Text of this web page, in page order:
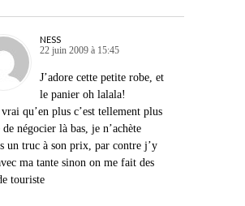
NESS
22 juin 2009 à 15:45
J’adore cette petite robe, et
le panier oh lalala!
vrai qu’en plus c’est tellement plus
négocier là bas, je n’achète
un truc à son prix, par contre j’y
ma tante sinon on me fait des
touriste